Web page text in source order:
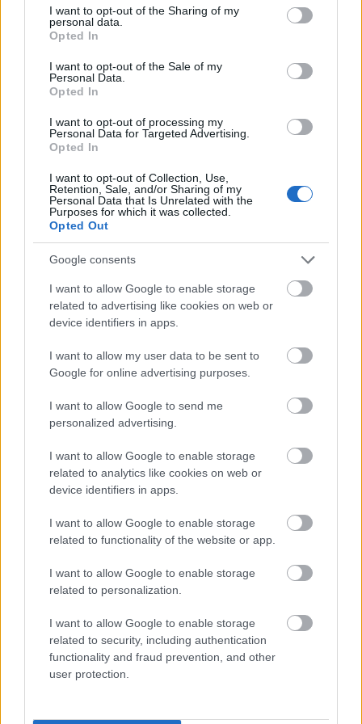
not limited to your visit or usage behaviour. You may click to
grant or deny consent to Google and its third-party tags to
use your data for below specified purposes in below Google
consent section.
I want to opt-out of the Sharing of my
personal data.
Opted In
I want to opt-out of the Sale of my
Personal Data.
Opted In
I want to opt-out of processing my
Personal Data for Targeted Advertising.
Opted In
I want to opt-out of Collection, Use,
Retention, Sale, and/or Sharing of my
Personal Data that Is Unrelated with the
Purposes for which it was collected.
Opted Out
Google consents
I want to allow Google to enable storage
related to advertising like cookies on web or
device identifiers in apps.
I want to allow my user data to be sent to
Google for online advertising purposes.
I want to allow Google to send me
personalized advertising.
I want to allow Google to enable storage
related to analytics like cookies on web or
device identifiers in apps.
I want to allow Google to enable storage
related to functionality of the website or app.
I want to allow Google to enable storage
related to personalization.
I want to allow Google to enable storage
related to security, including authentication
functionality and fraud prevention, and other
user protection.
találattal jelezte, hogy kulcsember lesz idén is.
Renars Uscins
bizonyította klasszisát, de kevés társa tudott
felnőni mellé.
A csapatok értékelése
erődemonstráció volt. Sigurdsson csapata
megmutatta, hogy stabil védekezésre, jó
kapusteljesítményre és kreatív támadójátékra épít.
Ha Smits ilyen formában folytatja, a tavalyi hetedik
hely akár bőven felülmúlható.
TSV Hannover-Burgdorfezzel szemben csalódott
lehet. Bár Prokop együttese időszakosan jól játszott,
a fegyelmezetlen hibák és a gyenge védekezés a
csapatra ráadásul sűrű program vár: vasárnap már
az Európa-liga selejtezőben kell bizonyítaniuk a
A mérkőzés statisztikái
TSV Hannover-Burgdorf - VfL
Gummersbach 26:29 (11:15)
TSV Hannover-Burgdorf:Gade (1 védés), Birlehm
(5 védés) Uscins 8, Steinhauser 4/3, Tissier 3, Aho 3,
1, Poulsen, Stutzke, Feise, Orlov, Rodriguez
VfL Gummersbach:Kuzmanovic (2 védés.), Obling
(11 védés.); Smits 6, Köster 5, Einarsson 4, Mahe 4/2,